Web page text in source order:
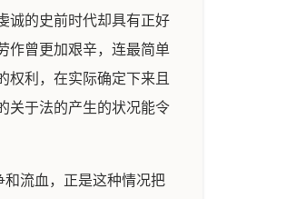
诚的史前时代却具有正好
作曾更加艰辛，连最简单
权利，在实际确定下来且
关于法的产生的状况能令
流血，正是这种情况把